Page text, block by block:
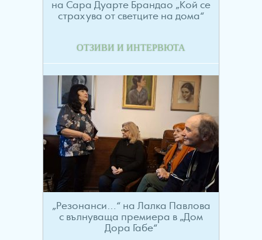
на Сара Дуарте Брандао „Кой се
страхува от светците на дома“
ОТЗИВИ И ИНТЕРВЮТА
„Резонанси…“ на Лалка Павлова
с вълнуваща премиера в „Дом
Дора Габе“